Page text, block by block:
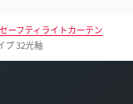
セーフティライトカーテン
プ 32光軸